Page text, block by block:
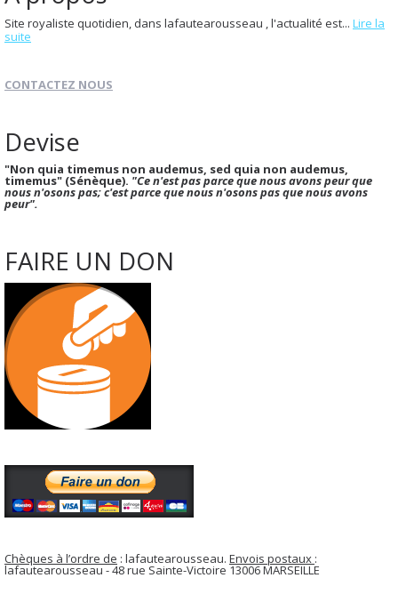
Site royaliste quotidien, dans lafautearousseau , l'actualité est... Lire la
suite
CONTACTEZ NOUS
Devise
"Non quia timemus non audemus, sed quia non audemus,
timemus" (Sénèque). "Ce n'est pas parce que nous avons peur que
nous n'osons pas; c'est parce que nous n'osons pas que nous avons
peur".
FAIRE UN DON
Chèques à l’ordre de : lafautearousseau. Envois postaux :
lafautearousseau - 48 rue Sainte-Victoire 13006 MARSEILLE